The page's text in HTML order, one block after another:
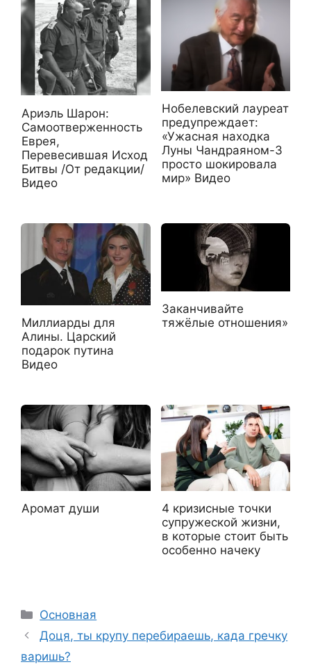
Ариэль Шарон:
Самоотверженность
Еврея,
Перевесившая Исход
Битвы /От редакции/
Видео
Нобелевский лауреат
предупреждает:
«Ужасная находка
Луны Чандраяном-3
просто шокировала
мир» Видео
Миллиарды для
Алины. Царский
подарок путина
Видео
Заканчивайте
тяжёлые отношения»
Аромат души
4 кризисные точки
супружеской жизни,
в которые стоит быть
особенно начеку
Рубрики
Основная
Доця, ты крупу перебираешь, када гречку
варишь?